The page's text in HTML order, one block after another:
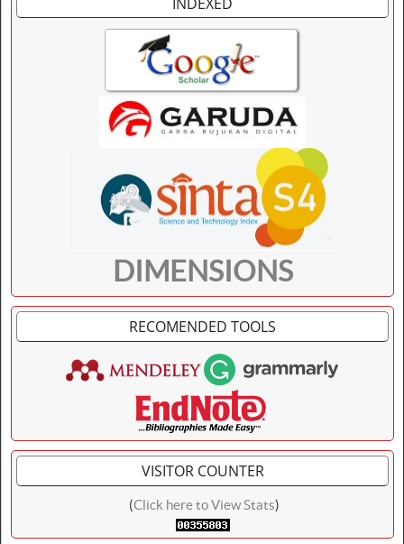
DIMENSIONS
RECOMENDED TOOLS
VISITOR COUNTER
(Click here to View Stats)